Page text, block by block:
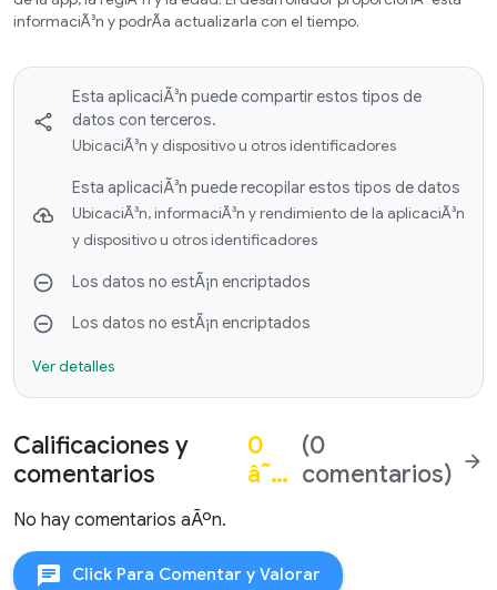
informaciÃ³n y podrÃ­a actualizarla con el tiempo.
Esta aplicaciÃ³n puede compartir estos tipos de
datos con terceros.
UbicaciÃ³n y dispositivo u otros identificadores
Esta aplicaciÃ³n puede recopilar estos tipos de datos
UbicaciÃ³n, informaciÃ³n y rendimiento de la aplicaciÃ³n
y dispositivo u otros identificadores
Los datos no estÃ¡n encriptados
Los datos no estÃ¡n encriptados
Ver detalles
Calificaciones y
comentarios
0
â˜…
(0
comentarios) arrow_forward
No hay comentarios aÃºn.
chat Click Para Comentar y Valorar